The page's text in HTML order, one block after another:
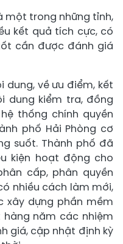
một trong những tỉnh,
kết quả tích cực, có
cần được đánh giá
dung, về ưu điểm, kết
dung kiểm tra, đồng
thống chính quyền
phố Hải Phòng cơ
suốt. Thành phố đã
kiện hoạt động cho
cấp, phân quyền
nhiều cách làm mới,
xây dựng phần mềm
năm các nhiệm
giá, cập nhật định kỳ